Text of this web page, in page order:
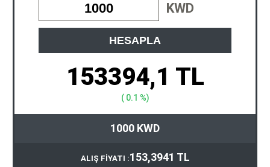
KWD
HESAPLA
153394,1 TL
( 0.1 %)
1000 KWD
ALIŞ FİYATI :153,3941 TL